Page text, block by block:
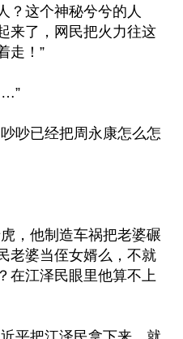
？这个神秘兮兮的人
来了，网民把火力往这
走！”
吵已经把周永康怎么怎
，他制造车祸把老婆碾
老婆当侄女婿么，不就
在江泽民眼里他算不上